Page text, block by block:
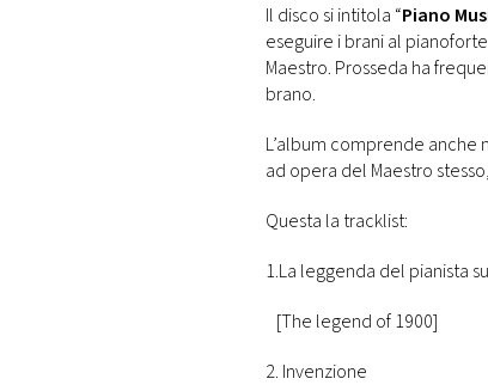
Il disco si intitola “Piano
eseguire i brani al
Maestro. Prosseda ha
brano.
L’album comprende
ad opera del Maestro
Questa la tracklist:
1.La leggenda del
[The legend of
2.